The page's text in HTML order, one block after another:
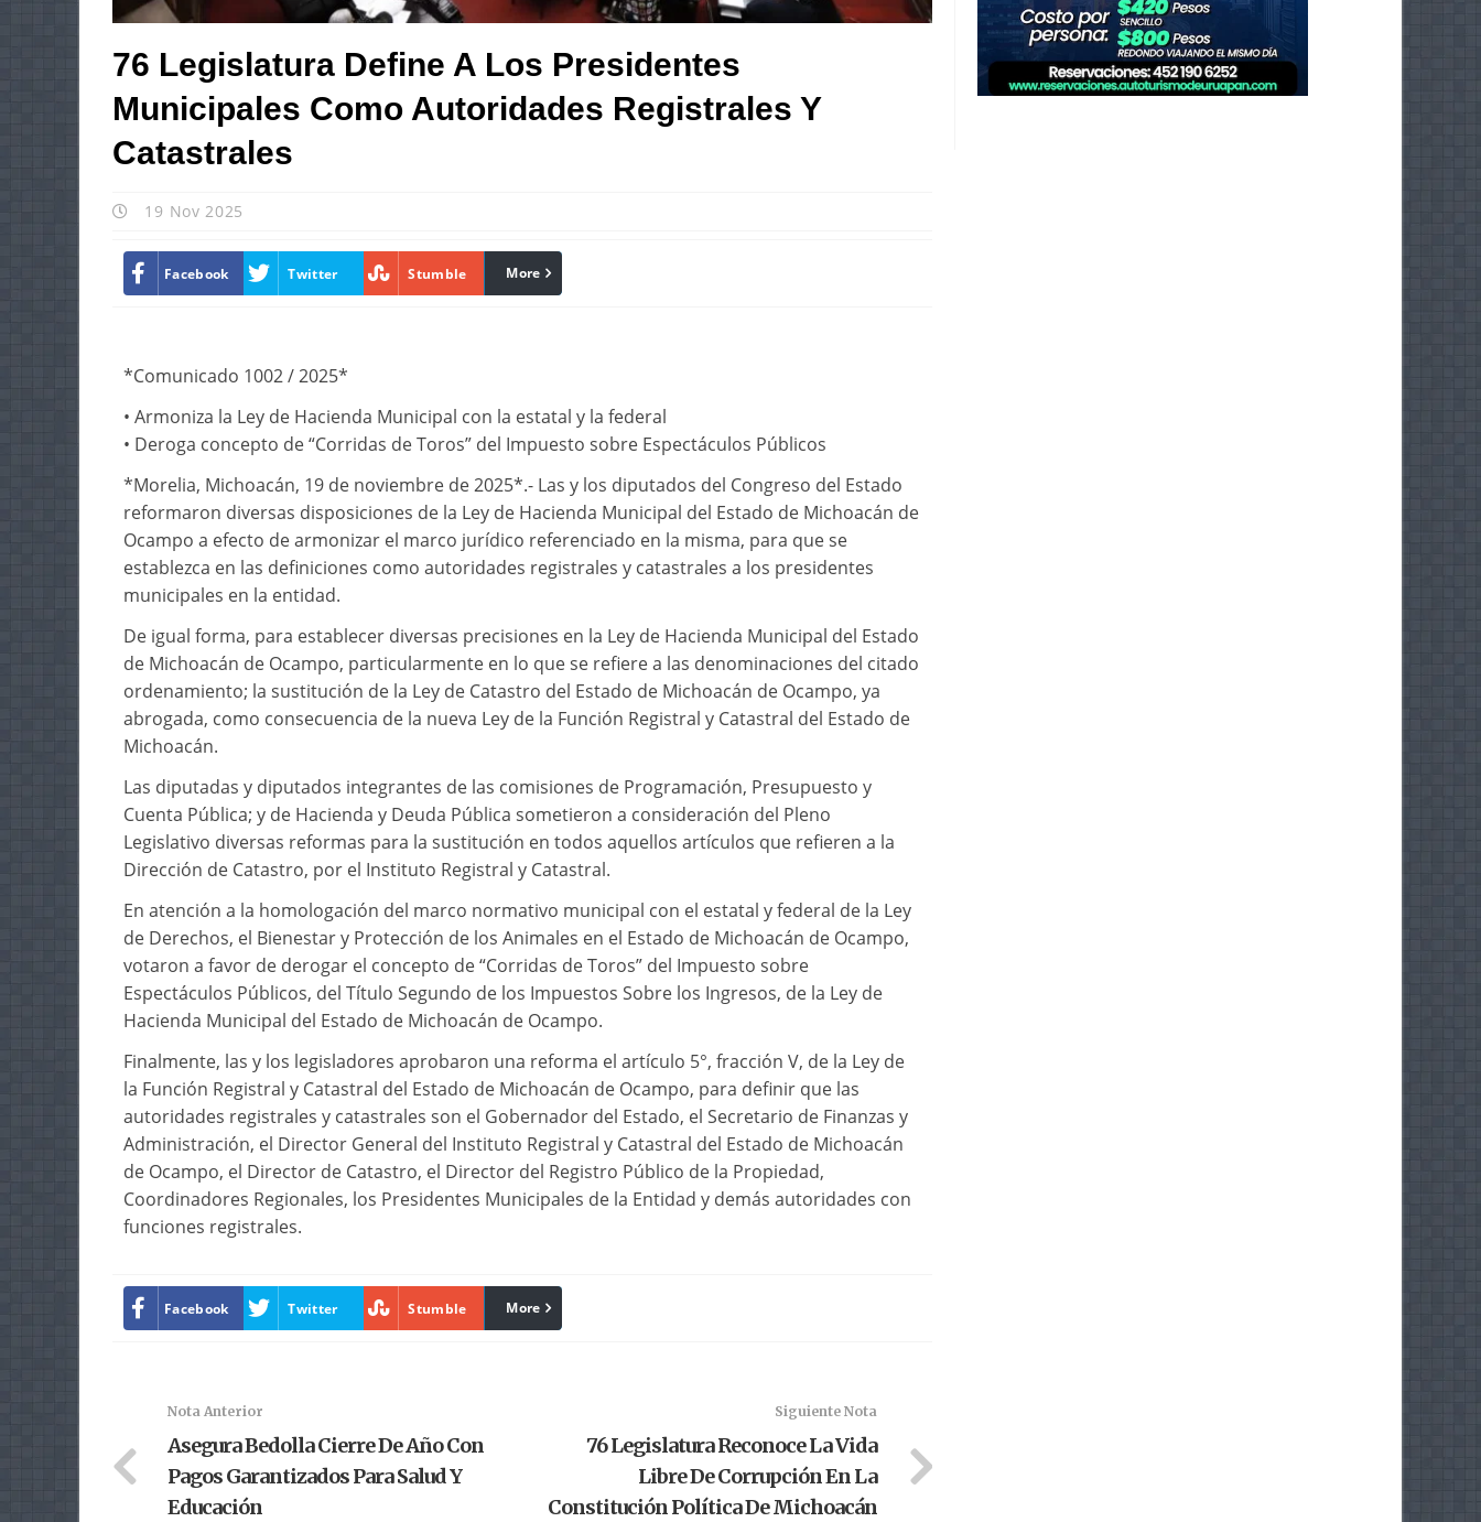
76 Legislatura Define A Los Presidentes
Municipales Como Autoridades Registrales Y
Catastrales
19 Nov 2025
Facebook Twitter Stumble linkedin
More
*Comunicado 1002 / 2025*
•⁠ ⁠Armoniza la Ley de Hacienda Municipal con la estatal y la federal
•⁠ ⁠Deroga concepto de “Corridas de Toros” del Impuesto sobre Espectáculos Públicos
*Morelia, Michoacán, 19 de noviembre de 2025*.- Las y los diputados del Congreso del Estado
reformaron diversas disposiciones de la Ley de Hacienda Municipal del Estado de Michoacán de
Ocampo a efecto de armonizar el marco jurídico referenciado en la misma, para que se
establezca en las definiciones como autoridades registrales y catastrales a los presidentes
municipales en la entidad.
De igual forma, para establecer diversas precisiones en la Ley de Hacienda Municipal del Estado
de Michoacán de Ocampo, particularmente en lo que se refiere a las denominaciones del citado
ordenamiento; la sustitución de la Ley de Catastro del Estado de Michoacán de Ocampo, ya
abrogada, como consecuencia de la nueva Ley de la Función Registral y Catastral del Estado de
Michoacán.
Las diputadas y diputados integrantes de las comisiones de Programación, Presupuesto y
Cuenta Pública; y de Hacienda y Deuda Pública sometieron a consideración del Pleno
Legislativo diversas reformas para la sustitución en todos aquellos artículos que refieren a la
Dirección de Catastro, por el Instituto Registral y Catastral.
En atención a la homologación del marco normativo municipal con el estatal y federal de la Ley
de Derechos, el Bienestar y Protección de los Animales en el Estado de Michoacán de Ocampo,
votaron a favor de derogar el concepto de “Corridas de Toros” del Impuesto sobre
Espectáculos Públicos, del Título Segundo de los Impuestos Sobre los Ingresos, de la Ley de
Hacienda Municipal del Estado de Michoacán de Ocampo.
Finalmente, las y los legisladores aprobaron una reforma el artículo 5°, fracción V, de la Ley de
la Función Registral y Catastral del Estado de Michoacán de Ocampo, para definir que las
autoridades registrales y catastrales son el Gobernador del Estado, el Secretario de Finanzas y
Administración, el Director General del Instituto Registral y Catastral del Estado de Michoacán
de Ocampo, el Director de Catastro, el Director del Registro Público de la Propiedad,
Coordinadores Regionales, los Presidentes Municipales de la Entidad y demás autoridades con
funciones registrales.
Facebook Twitter Stumble linkedin
More
Nota Anterior
Asegura Bedolla Cierre De Año Con
Pagos Garantizados Para Salud Y
Educación
Siguiente Nota
76 Legislatura Reconoce La Vida
Libre De Corrupción En La
Constitución Política De Michoacán